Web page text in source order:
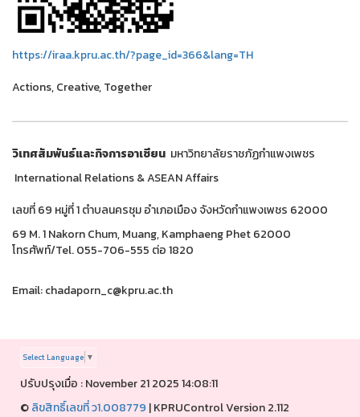
https://iraa.kpru.ac.th/?page_id=366&lang=TH
Actions, Creative, Together
วิเทศสัมพันธ์และกิจการอาเซียน มหาวิทยาลัยราชภัฏกำแพงเพชร
International Relations & ASEAN Affairs
เลขที่ 69 หมู่ที่ 1 ตำบลนครชุม อำเภอเมือง จังหวัดกำแพงเพชร 62000
69 M. 1 Nakorn Chum, Muang, Kamphaeng Phet 62000
โทรศัพท์/Tel. 055-706-555 ต่อ 1820
Email: chadaporn_c@kpru.ac.th
Select Language ▼
ปรับปรุงเมื่อ : November 21 2025 14:08:11
©ลิขสิทธิ์เลขที่ ว1.008779 |KPRUControl Version 2.112